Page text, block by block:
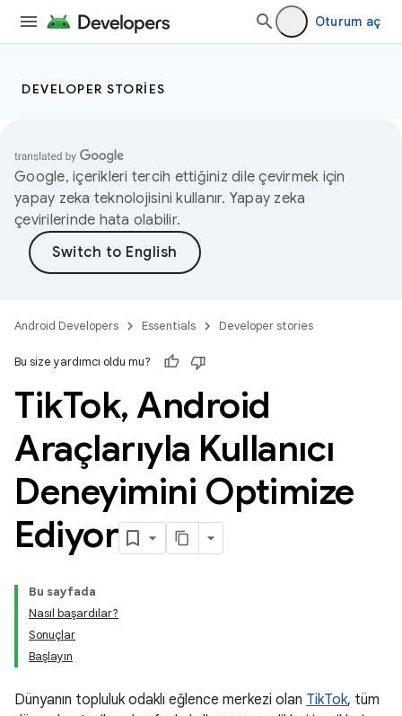
Oturum aç
DEVELOPER STORIES
Google, içerikleri tercih ettiğiniz dile çevirmek için
yapay zeka teknolojisini kullanır. Yapay zeka
çevirilerinde hata olabilir.
Android Developers Essentials Developer stories
Bu size yardımcı oldu mu?
TikTok, Android
Araçlarıyla Kullanıcı
Deneyimini Optimize
Ediyor
Bu sayfada
Nasıl başardılar?
Sonuçlar
Başlayın
Dünyanın topluluk odaklı eğlence merkezi olan TikTok, tüm